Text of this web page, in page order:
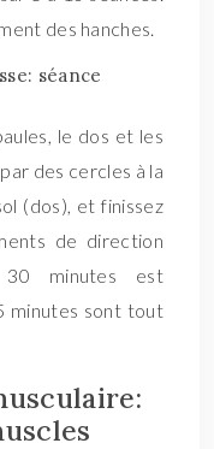
des hanches.
séance
le dos et les
des cercles à la
(dos), et finissez
de direction
30 minutes est
minutes sont tout